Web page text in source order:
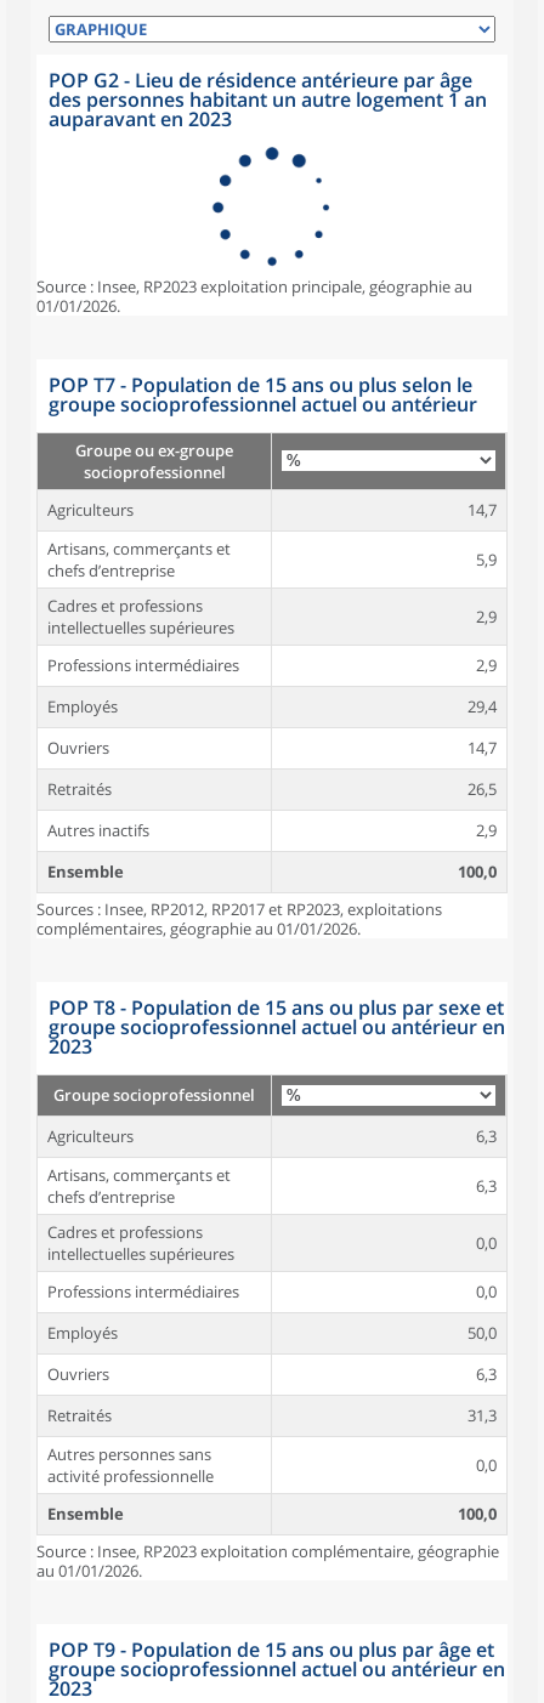
POP G2 - Lieu de résidence antérieure par âge
des personnes habitant un autre logement 1 an
auparavant en 2023
Source : Insee, RP2023 exploitation principale, géographie au
01/01/2026.
POP T7 - Population de 15 ans ou plus selon le
groupe socioprofessionnel actuel ou antérieur
Groupe ou ex-groupe
socioprofessionnel
Agriculteurs
14,7
Artisans, commerçants et
chefs d’entreprise
5,9
Cadres et professions
intellectuelles supérieures
2,9
Professions intermédiaires
2,9
Employés
29,4
Ouvriers
14,7
Retraités
26,5
Autres inactifs
2,9
Ensemble
100,0
Sources : Insee, RP2012, RP2017 et RP2023, exploitations
complémentaires, géographie au 01/01/2026.
POP T8 - Population de 15 ans ou plus par sexe et
groupe socioprofessionnel actuel ou antérieur en
2023
Groupe socioprofessionnel
Agriculteurs
6,3
Artisans, commerçants et
chefs d’entreprise
6,3
Cadres et professions
intellectuelles supérieures
0,0
Professions intermédiaires
0,0
Employés
50,0
Ouvriers
6,3
Retraités
31,3
Autres personnes sans
activité professionnelle
0,0
Ensemble
100,0
Source : Insee, RP2023 exploitation complémentaire, géographie
au 01/01/2026.
POP T9 - Population de 15 ans ou plus par âge et
groupe socioprofessionnel actuel ou antérieur en
2023